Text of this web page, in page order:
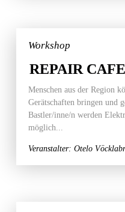
Workshop
REPAIR CAFE
Menschen aus der Region
Gerätschaften bringen und
Bastler/inne/n werden
möglich...
Veranstalter: Otelo